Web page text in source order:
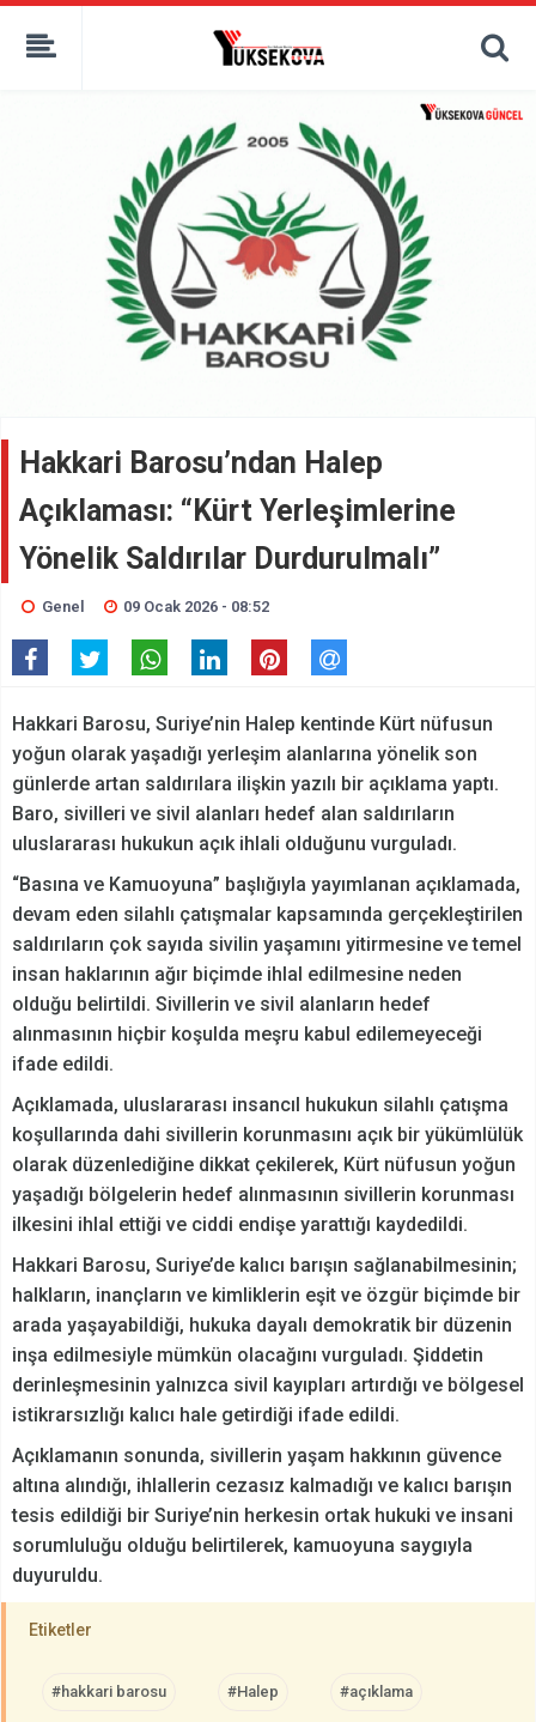
kaçak bahis
deneme bonusu
deneme bonusu veren siteler
Hakkari Barosu’ndan Halep
Açıklaması: “Kürt Yerleşimlerine
Yönelik Saldırılar Durdurulmalı”
Genel 09 Ocak 2026 - 08:52
Hakkari Barosu, Suriye’nin Halep kentinde Kürt nüfusun
yoğun olarak yaşadığı yerleşim alanlarına yönelik son
günlerde artan saldırılara ilişkin yazılı bir açıklama yaptı.
Baro, sivilleri ve sivil alanları hedef alan saldırıların
uluslararası hukukun açık ihlali olduğunu vurguladı.
“Basına ve Kamuoyuna” başlığıyla yayımlanan açıklamada,
devam eden silahlı çatışmalar kapsamında gerçekleştirilen
saldırıların çok sayıda sivilin yaşamını yitirmesine ve temel
insan haklarının ağır biçimde ihlal edilmesine neden
olduğu belirtildi. Sivillerin ve sivil alanların hedef
alınmasının hiçbir koşulda meşru kabul edilemeyeceği
ifade edildi.
Açıklamada, uluslararası insancıl hukukun silahlı çatışma
koşullarında dahi sivillerin korunmasını açık bir yükümlülük
olarak düzenlediğine dikkat çekilerek, Kürt nüfusun yoğun
yaşadığı bölgelerin hedef alınmasının sivillerin korunması
ilkesini ihlal ettiği ve ciddi endişe yarattığı kaydedildi.
Hakkari Barosu, Suriye’de kalıcı barışın sağlanabilmesinin;
halkların, inançların ve kimliklerin eşit ve özgür biçimde bir
arada yaşayabildiği, hukuka dayalı demokratik bir düzenin
inşa edilmesiyle mümkün olacağını vurguladı. Şiddetin
derinleşmesinin yalnızca sivil kayıpları artırdığı ve bölgesel
istikrarsızlığı kalıcı hale getirdiği ifade edildi.
Açıklamanın sonunda, sivillerin yaşam hakkının güvence
altına alındığı, ihlallerin cezasız kalmadığı ve kalıcı barışın
tesis edildiği bir Suriye’nin herkesin ortak hukuki ve insani
sorumluluğu olduğu belirtilerek, kamuoyuna saygıyla
duyuruldu.
Etiketler
#hakkari barosu #Halep #açıklama